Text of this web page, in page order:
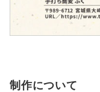
制作について